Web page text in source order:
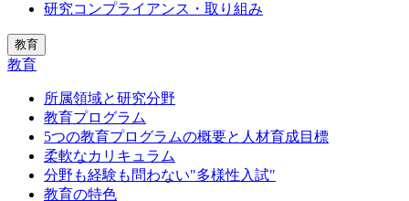
研究コンプライアンス・取り組み
教育
教育
所属領域と研究分野
教育プログラム
5つの教育プログラムの概要と人材育成目標
柔軟なカリキュラム
分野も経験も問わない"多様性入試"
教育の特色